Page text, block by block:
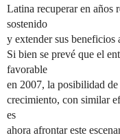
Latina recuperar en años
sostenido
y extender sus beneficios
Si bien se prevé que el
favorable
en 2007, la posibilidad
crecimiento, con similar
es
ahora afrontar este